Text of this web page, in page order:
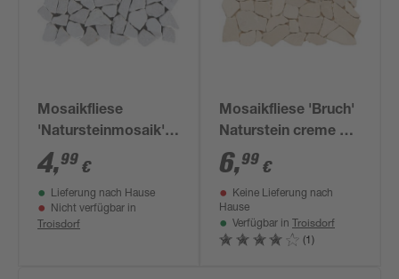
Mosaikfliese
'Natursteinmosaik'
Naturstein beige 28
x 28 cm
4,99 €
Lieferung nach Hause
Nicht verfügbar in
Troisdorf
Mosaikfliese 'Bruch'
Naturstein creme 30
x 30 cm
6,99 €
Keine Lieferung nach
Hause
Verfügbar in Troisdorf
(1)